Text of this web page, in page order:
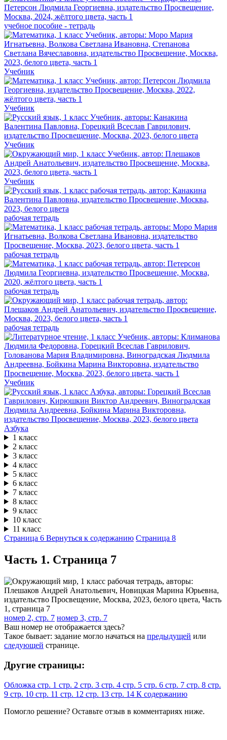
учебное пособие - тетрадь
Учебник
Учебник
Учебник
Учебник
рабочая тетрадь
рабочая тетрадь
рабочая тетрадь
рабочая тетрадь
Учебник
Азбука
1 класс
2 класс
3 класс
4 класс
5 класс
6 класс
7 класс
8 класс
9 класс
10 класс
11 класс
Страница 6 Вернуться к содержанию Страница 8
Часть 1. Cтраница 7
номер 2, стр. 7 номер 3, стр. 7
Ваш номер не отображается здесь?
Такое бывает: задание могло начаться на предыдущей или
следующей странице.
Другие страницы:
Обложка стр. 1 стр. 2 стр. 3 стр. 4 стр. 5 стр. 6 стр. 7 стр. 8 стр.
9 стр. 10 стр. 11 стр. 12 стр. 13 стр. 14 К содержанию
Помогло решение? Оставьте отзыв в комментариях ниже.